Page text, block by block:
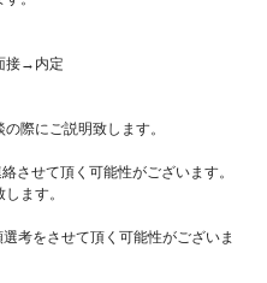
接→内定
際にご説明致します。
させて頂く可能性がございます。
ます。
考をさせて頂く可能性がございま